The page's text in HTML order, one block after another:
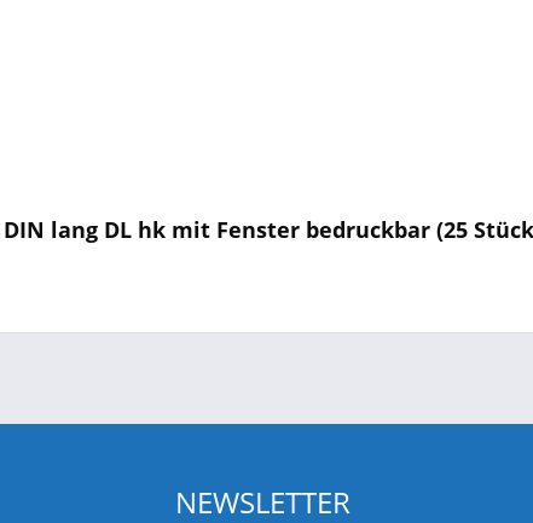
lang DL hk mit Fenster bedruckbar (25
NEWSLETTER